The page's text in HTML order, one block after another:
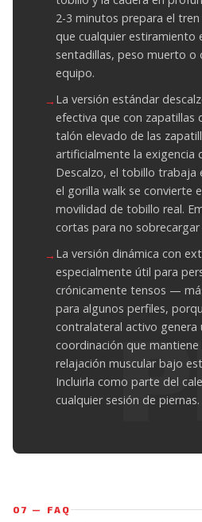
2-3 minutos prepara el
que cualquier estiramiento
sentadillas, peso muerto o
equipo.
La versión estándar
efectiva que con zapatillas
talón elevado de las
artificialmente la exigencia
Descalzo, el tobillo trabaja
el gorilla walk se convierte
movilidad de tobillo real.
cortas para no sobrecargar
La versión dinámica con
especialmente útil para
crónicamente tensos —
para algunos perfiles,
contralateral activo genera
coordinación que
relajación muscular bajo
Incluirla como parte del
cualquier sesión de piernas.
07 — FAQ